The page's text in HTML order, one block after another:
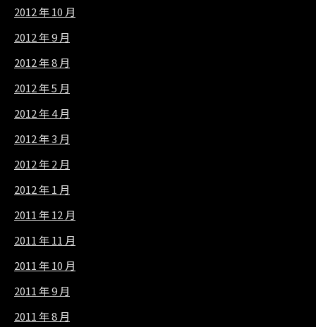
2012 年 10 月
2012 年 9 月
2012 年 8 月
2012 年 5 月
2012 年 4 月
2012 年 3 月
2012 年 2 月
2012 年 1 月
2011 年 12 月
2011 年 11 月
2011 年 10 月
2011 年 9 月
2011 年 8 月